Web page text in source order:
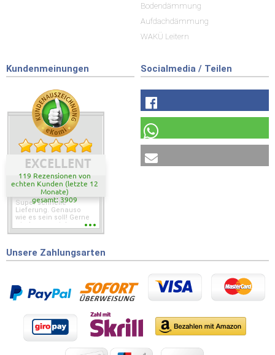
Bodendämmung
Aufdachdämmung
WAKÜ Leitern
Kundenmeinungen
EXCELLENT
119 Rezensionen von
echten Kunden (letzte 12
Monate)
gesamt: 3909
Super schnelle
Lieferung. Genauso
wie es sein soll! Gerne
wieder wenn ich was
Socialmedia / Teilen
Unsere Zahlungsarten